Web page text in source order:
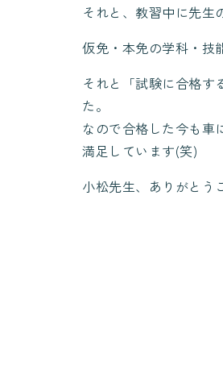
それと、教習中に先
仮免・本免の学科・技
それと「試験に合格す
た。
なので合格した今も
満足しています(笑)
小松先生、ありがと